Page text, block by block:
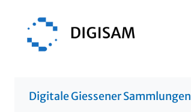
Digitale Giessener Sammlungen